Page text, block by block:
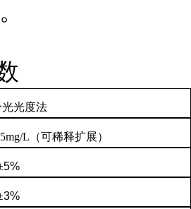
。
光光度法
L （可稀释扩展）
5%
3%